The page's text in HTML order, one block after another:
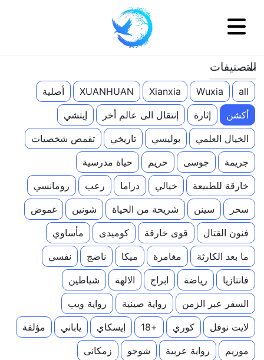
التصنيفات
all
Wuxia
Xianxia
XUANHUAN
أصلية
أكشن
إثارة إنتقال الى عالم أخر
إيتشي
الخيال العلمي
بوليسي تاريخي
تقمص شخصيات
جريمة
جوسى حريم
حياة مدرسية
خارقة للطبيعة
خيالي دراما رعب
رومانسي
سحر
سينن شريحة من الحياة شونين
غموض
فنون القتال
قوى خارقة كوميدى
مأساوي
ما بعد الكارثة
مغامرة ميكا ناضج
نفسي
فانتازيا
رياضة ابراج الالهة
شياطين
السفر عبر الزمن
رواية صينية
رواية ويب
لايت نوفل
كوري +18 إيسكاي ياباني
مؤلفة
موريم
رواية عربية شوجو زمكانى